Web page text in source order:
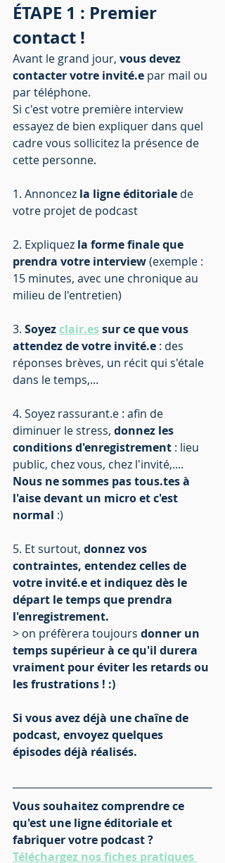
ÉTAPE 1 : Premier
contact !
Avant le grand jour, vous devez
contacter votre invité.e par mail ou
par téléphone.
Si c'est votre première interview
essayez de bien expliquer dans quel
cadre vous sollicitez la présence de
cette personne.
1. Annoncez la ligne éditoriale de
votre projet de podcast
2. Expliquez la forme finale que
prendra votre interview (exemple :
15 minutes, avec une chronique au
milieu de l'entretien)
3. Soyez clair.es sur ce que vous
attendez de votre invité.e : des
réponses brèves, un récit qui s'étale
dans le temps,...
4. Soyez rassurant.e : afin de
diminuer le stress, donnez les
conditions d'enregistrement : lieu
public, chez vous, chez l'invité,....
Nous ne sommes pas tous.tes à
l'aise devant un micro et c'est
normal :)
5. Et surtout, donnez vos
contraintes, entendez celles de
votre invité.e et indiquez dès le
départ le temps que prendra
l'enregistrement.
> on préfèrera toujours donner un
temps supérieur à ce qu'il durera
vraiment pour éviter les retards ou
les frustrations ! :)
Si vous avez déjà une chaîne de
podcast, envoyez quelques
épisodes déjà réalisés.
Vous souhaitez comprendre ce
qu'est une ligne éditoriale et
fabriquer votre podcast ?
Téléchargez nos fiches pratiques